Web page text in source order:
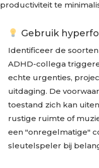
productiviteit te
Gebruik
Identificeer de
ADHD-collega
echte urgenties,
uitdaging. De
toestand zich kan
rustige ruimte of
een "onregelmatige"
sleutelspeler bij